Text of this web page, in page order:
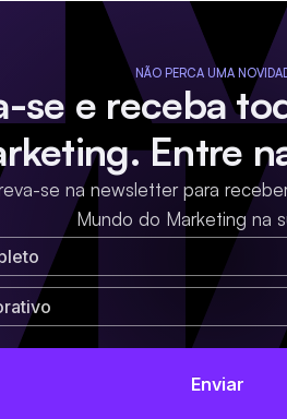
NÃO PERCA UMA
se e receba
Entre
se na newsletter para
Mundo do Marketing na